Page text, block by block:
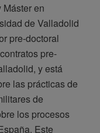
en
de Valladolid
pre-doctoral
pre-
y está
las prácticas de
de
los procesos
Este